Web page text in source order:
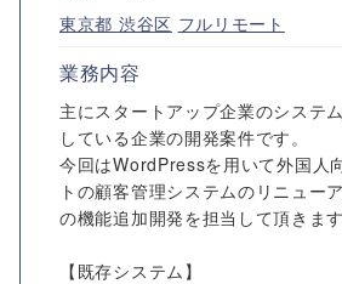
東京都 渋谷区 フルリモート
業務内容
主にスタートアップ企業のシステ
している企業の開発案件です。
今回はWordPressを用いて外国人
トの顧客管理システムのリニュー
の機能追加開発を担当して頂きます
【既存システム】